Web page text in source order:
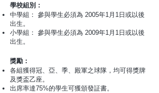
學校組別：
中學組： 參與學生必須為 2005年1月1日或以後
出生。
小學組： 參與學生必須為 2009年1月1日或以後
出生。
獎勵：
各組獲得冠、亞、季、殿軍之球隊，均可得獎牌
及獎盃乙座。
出席率達75%的學生可獲頒發証書。